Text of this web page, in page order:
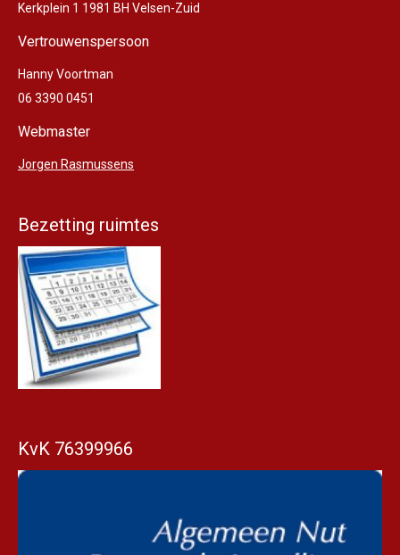
Kerkplein 1 1981 BH Velsen-Zuid
Vertrouwenspersoon
Hanny Voortman
06 3390 0451
Webmaster
Jorgen Rasmussens
Bezetting ruimtes
KvK 76399966